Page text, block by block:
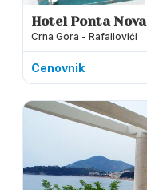
Hotel Ponta Nova
Crna Gora - Rafailovići
Cenovnik